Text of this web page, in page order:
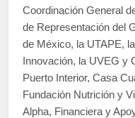
Coordinación General
de Representación del
de México, la UTAPE,
Innovación, la UVEG y
Puerto Interior, Casa
Fundación Nutrición y
Alpha, Financiera y